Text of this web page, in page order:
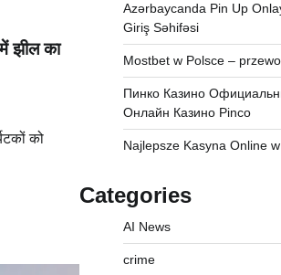
झील का
को
Azərbaycanda Pin Up
Giriş Səhifəsi
Mostbet w Polsce –
Пинко Казино
Онлайн Казино Pinco
Najlepsze Kasyna Online
Categories
AI News
crime